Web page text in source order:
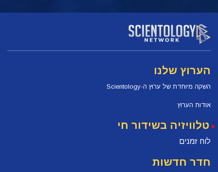
הערוץ שלנו
השקה מיוחדת של ערוץ ה-Scientology
אודות הערוץ
טלוויזיה בשידור חי
לוח זמנים
חדר חדשות